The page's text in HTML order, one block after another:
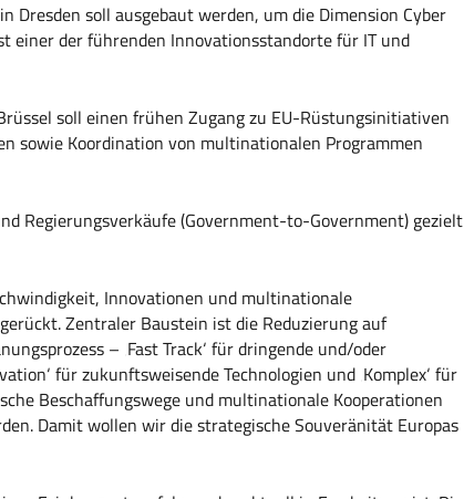
Dresden soll ausgebaut werden, um die Dimension Cyber
einer der führenden Innovationsstandorte für IT und
soll einen frühen Zugang zu EU-Rüstungsinitiativen
sowie Koordination von multinationalen Programmen
Regierungsverkäufe (Government-to-Government) gezielt
Innovationen und multinationale
Zentraler Baustein ist die Reduzierung auf
– ‚Fast Track‘ für dringende und/oder
für zukunftsweisende Technologien und ‚Komplex‘ für
Beschaffungswege und multinationale Kooperationen
Damit wollen wir die strategische Souveränität Europas